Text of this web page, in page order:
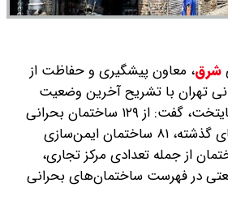
شرق، معاون پیشگیری و حفاظت از
تهران با تشریح آخرین وضعیت
ساختمان‌های ناایمن پایتخت، گفت: از ۱۲۹ ساختمان بحرانی
شناسایی‌شده در سال‌های گذشته، ۸۱ ساختمان ایمن‌سازی
و اکنون ۴۸ ساختمان از جمله تعدادی مرکز تجاری،
در فهرست ساختمان‌های بحرانی